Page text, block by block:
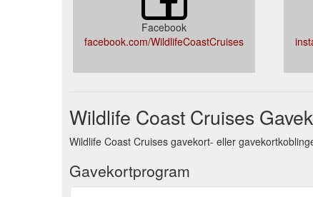
Facebook
facebook.com/WildlifeCoastCruises
Wildlife Coast Cruises
Wildlife Coast Cruises gavekort- eller
Gavekortprogram